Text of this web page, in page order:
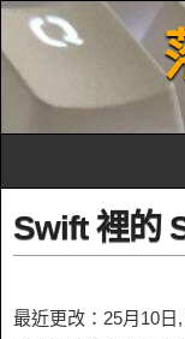
Swift 裡的
最近更改：25月10日